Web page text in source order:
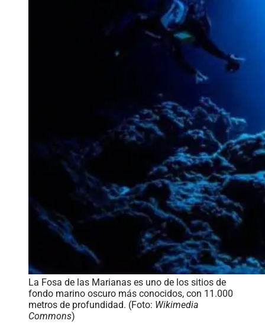
La Fosa de las Marianas es uno de los sitios de
fondo marino oscuro más conocidos, con 11.000
metros de profundidad. (Foto: Wikimedia
Commons)